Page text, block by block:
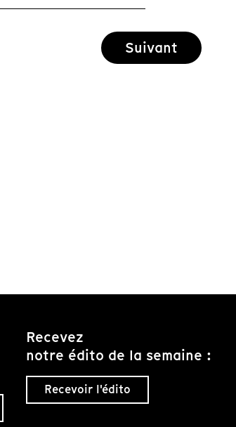
Suivant
Recevez
notre édito de la semaine :
Recevoir l'édito